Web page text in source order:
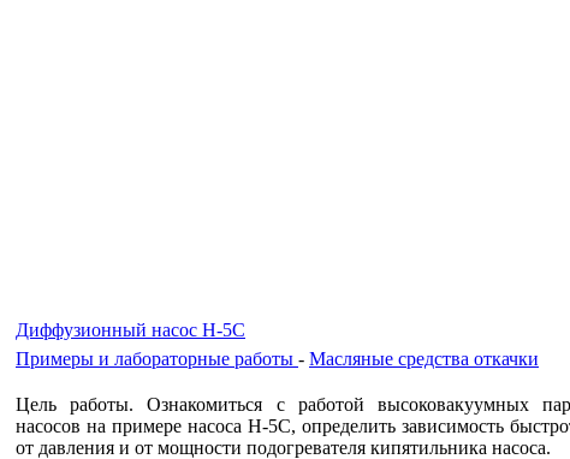
Диффузионный насос Н-5С
Примеры и лабораторные работы - Масляные средства откачки
Цель работы. Ознакомиться с работой высоковакуумных
насосов на примере насоса Н-5С, определить зависимость
от давления и от мощности подогревателя кипятильника насоса.